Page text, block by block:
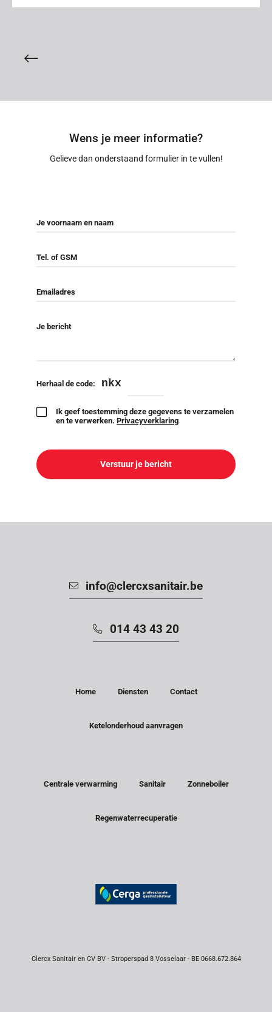
Wens je meer informatie?
Gelieve dan onderstaand formulier in te vullen!
Je voornaam en naam
Tel. of GSM
Emailadres
Je bericht
Herhaal de code: nkx
Ik geef toestemming deze gegevens te verzamelen
en te verwerken. Privacyverklaring
info@clercxsanitair.be
014 43 43 20
Home Diensten Contact
Ketelonderhoud aanvragen
Centrale verwarming Sanitair Zonneboiler
Regenwaterrecuperatie
Clercx Sanitair en CV BV - Stroperspad 8 Vosselaar - BE 0668.672.864